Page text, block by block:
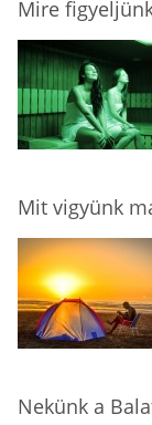
Mire
Mit vigyünk
Nekünk a